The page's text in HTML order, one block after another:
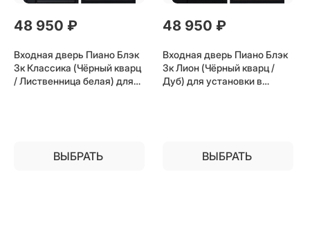
48 950 ₽
Входная дверь Пиано Блэк
3к Классика (Чёрный кварц
/ Лиственница белая) для
ВЫБРАТЬ
48 950 ₽
Входная дверь Пиано Блэк
3к Лион (Чёрный кварц /
Дуб) для установки в
ВЫБРАТЬ